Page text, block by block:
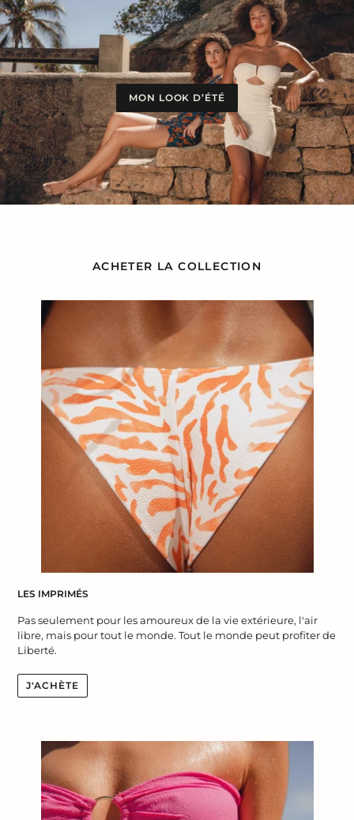
MON LOOK D’ÉTÉ
ACHETER LA COLLECTION
LES IMPRIMÉS
Pas seulement pour les amoureux de la vie extérieure, l'air
libre, mais pour tout le monde. Tout le monde peut profiter de
Liberté.
J'ACHÈTE